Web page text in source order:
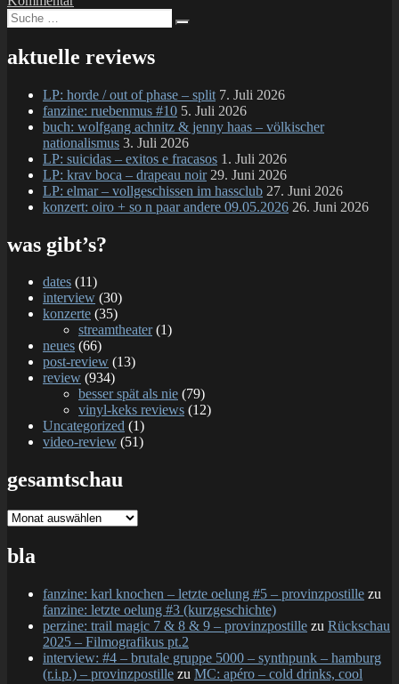
warsaw
another
in
chaos
Suche
nach:
aktuelle reviews
LP: horde / out of phase – split 7. Juli 2026
fanzine: ruebenmus #10 5. Juli 2026
buch: wolfgang achnitz & jenny haas – völkischer
nationalismus 3. Juli 2026
LP: suicidas – exitos e fracasos 1. Juli 2026
LP: krav boca – drapeau noir 29. Juni 2026
LP: elmar – vollgeschissen im hassclub 27. Juni 2026
konzert: oiro + so n paar andere 09.05.2026 26. Juni 2026
was gibt’s?
dates (11)
interview (30)
konzerte (35)
streamtheater(1)
neues (66)
post-review (13)
review (934)
besser spät als nie (79)
vinyl-keks reviews (12)
Uncategorized (1)
video-review (51)
gesamtschau
gesamtschau
bla
fanzine: karl knochen – letzte oelung #5 – provinzpostille zu
fanzine: letzte oelung #3 (kurzgeschichte)
perzine: trail magic 7 & 8 & 9 – provinzpostille zu Rückschau
2025 – Filmografikus pt.2
interview: #4 – brutale gruppe 5000 – synthpunk – hamburg
(r.i.p.) – provinzpostille zu MC: apéro – cold drinks, cool